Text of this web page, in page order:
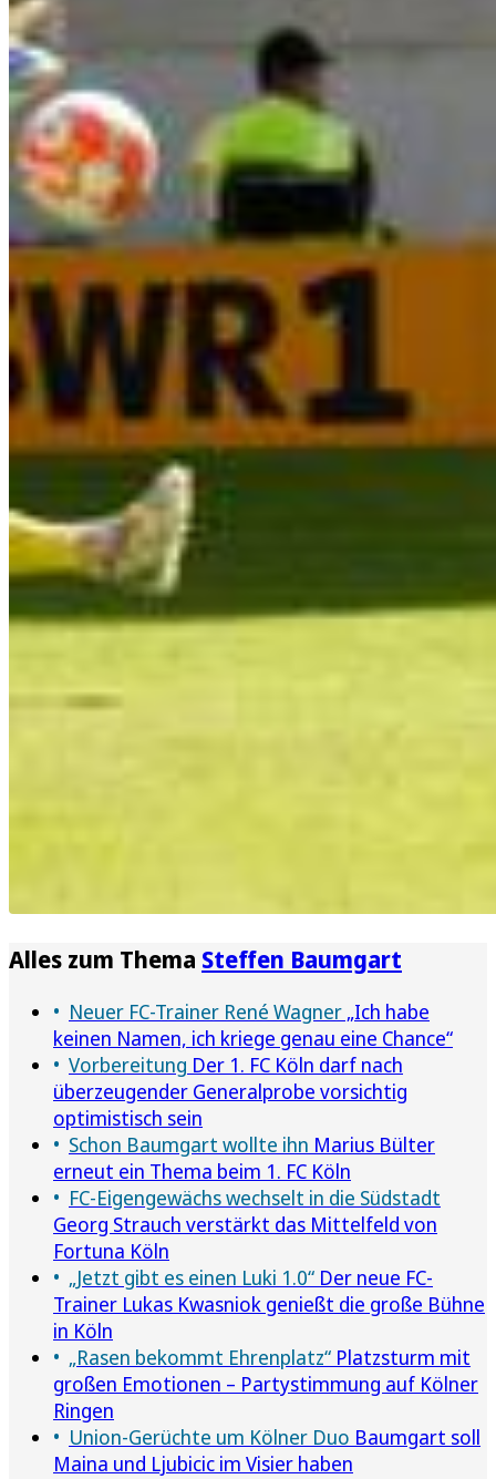
Alles zum Thema Steffen Baumgart
Neuer FC-Trainer René Wagner „Ich habe
keinen Namen, ich kriege genau eine Chance“
Vorbereitung Der 1. FC Köln darf nach
überzeugender Generalprobe vorsichtig
optimistisch sein
Schon Baumgart wollte ihn Marius Bülter
erneut ein Thema beim 1. FC Köln
FC-Eigengewächs wechselt in die Südstadt
Georg Strauch verstärkt das Mittelfeld von
Fortuna Köln
„Jetzt gibt es einen Luki 1.0“ Der neue FC-
Trainer Lukas Kwasniok genießt die große Bühne
in Köln
„Rasen bekommt Ehrenplatz“ Platzsturm mit
großen Emotionen – Partystimmung auf Kölner
Ringen
Union-Gerüchte um Kölner Duo Baumgart soll
Maina und Ljubicic im Visier haben